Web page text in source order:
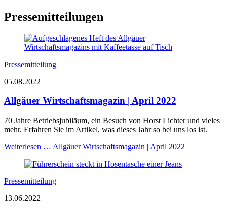
Pressemitteilungen
Pressemitteilung
05.08.2022
Allgäuer Wirtschaftsmagazin | April 2022
70 Jahre Betriebsjubiläum, ein Besuch von Horst Lichter und vieles
mehr. Erfahren Sie im Artikel, was dieses Jahr so bei uns los ist.
Weiterlesen … Allgäuer Wirtschaftsmagazin | April 2022
Pressemitteilung
13.06.2022